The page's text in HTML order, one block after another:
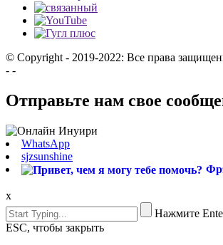
© Copyright - 2019-2022: Все права
- -
Отправьте нам свое
WhatsApp
sjzsunshine
x
Нажмите
ESC, чтобы закрыть